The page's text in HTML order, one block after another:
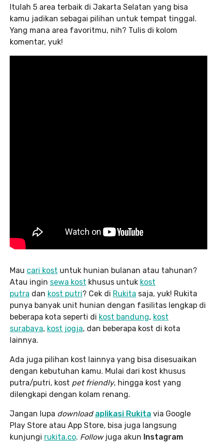
Itulah 5 area terbaik di Jakarta Selatan yang bisa
kamu jadikan sebagai pilihan untuk tempat tinggal.
Yang mana area favoritmu, nih? Tulis di kolom
komentar, yuk!
Mau cari kost untuk hunian bulanan atau tahunan?
Atau ingin sewa kost khusus untuk kost
putra dan kost putri? Cek di Rukita saja, yuk! Rukita
punya banyak unit hunian dengan fasilitas lengkap di
beberapa kota seperti di kost bandung, kost
surabaya, kost jogja, dan beberapa kost di kota
lainnya.
Ada juga pilihan kost lainnya yang bisa disesuaikan
dengan kebutuhan kamu. Mulai dari kost khusus
putra/putri, kost pet friendly, hingga kost yang
dilengkapi dengan kolam renang.
Jangan lupa download aplikasi Rukita via Google
Play Store atau App Store, bisa juga langsung
kunjungi rukita.co. Followjuga akun Instagram